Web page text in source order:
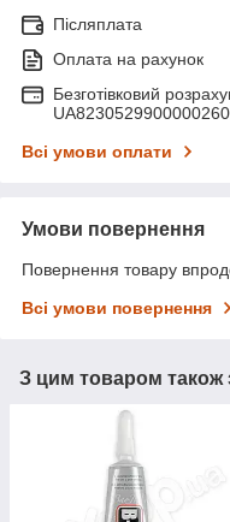
Післяплата
Оплата на рахунок
Безготівковий
Всі умови оплати
Умови повернення
Повернення товару
Всі умови повернення
З цим товаром також